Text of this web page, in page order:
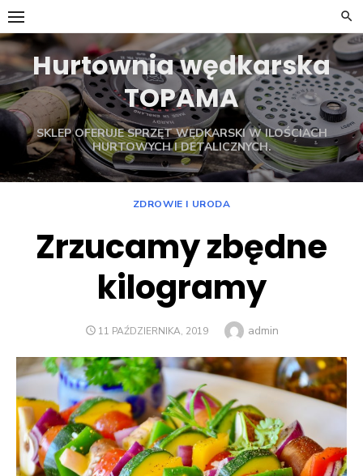
Skip
to
contentHurtownia wędkarska
TOPAMA
SKLEP OFERUJE SPRZĘT WĘDKARSKI W ILOŚCIACH
HURTOWYCH I DETALICZNYCH.
ZDROWIE I URODA
Zrzucamy zbędne
kilogramy
POSTED
11 PAŹDZIERNIKA, 2019 Author
admin